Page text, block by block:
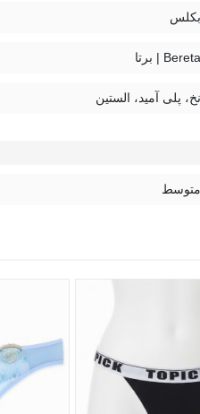
بکلس
Bereta | برتا
نخ، پلی آمید، الستین
متوسط